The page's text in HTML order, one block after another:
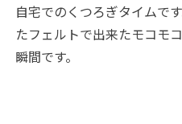
自宅でのくつろぎタイムで
たフェルトで出来たモコモ
瞬間です。